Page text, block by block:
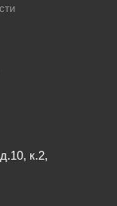
к.2,